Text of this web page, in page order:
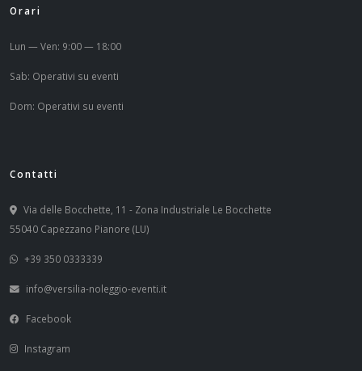
Orari
Lun — Ven: 9:00 — 18:00
Sab: Operativi su eventi
Dom: Operativi su eventi
Contatti
Via delle Bocchette, 11 - Zona Industriale Le Bocchette
55040 Capezzano Pianore (LU)
+39 350 0333339
info@versilia-noleggio-eventi.it
Facebook
Instagram